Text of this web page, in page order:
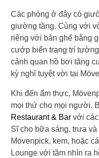
Các phòng ở đây có
giường tầng. Cùng với
riêng với bàn ghế bằng
cướp biển trang trí
cảnh quan hồ bơi tăng
kỳ nghỉ tuyệt vời tại
Khi đến ẩm thực,
mọi thứ cho mọi người.
Restaurant & Bar với
Sĩ cho bữa sáng, trưa
Mövenpick, kem, hoặc
Lounge với tầm nhìn ra